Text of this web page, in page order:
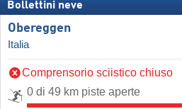
Bollettini neve
Obereggen
Italia
Comprensorio sciistico chiuso
0 di 49 km piste aperte